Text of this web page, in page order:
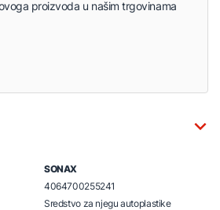
proizvoda u našim trgovinama
SONAX
4064700255241
Sredstvo za njegu autoplastike